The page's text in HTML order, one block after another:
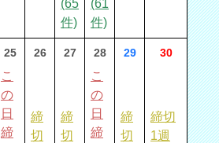
(65
件)
(61
件)
25
こ
の
日
締
26
締
切
27
締
切
28
こ
の
日
締
29
締
切
30
締切
1週